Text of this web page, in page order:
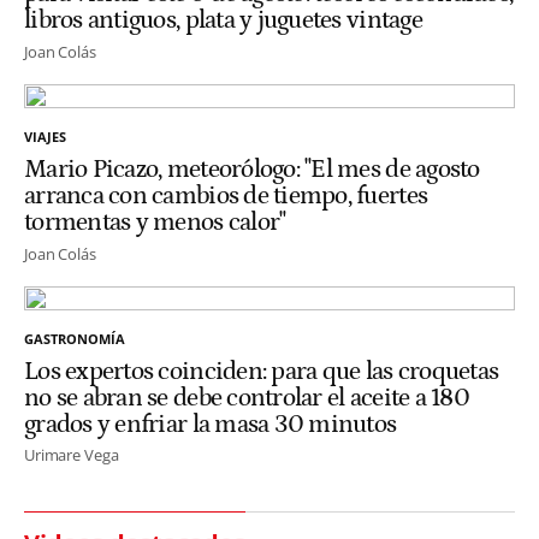
libros antiguos, plata y juguetes vintage
Joan Colás
VIAJES
Mario Picazo, meteorólogo: "El mes de agosto
arranca con cambios de tiempo, fuertes
tormentas y menos calor"
Joan Colás
GASTRONOMÍA
Los expertos coinciden: para que las croquetas
no se abran se debe controlar el aceite a 180
grados y enfriar la masa 30 minutos
Urimare Vega